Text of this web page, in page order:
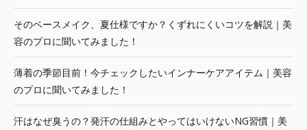
そのベースメイク、夏仕様ですか？くずれにくいコツを解説｜美
容のプロに聞いてみました！
薄着の季節目前！今チェックしたいインナーケアアイテム｜美容
のプロに聞いてみました！
汗はなぜ臭うの？発汗の仕組みとやってはいけないNG習慣｜美